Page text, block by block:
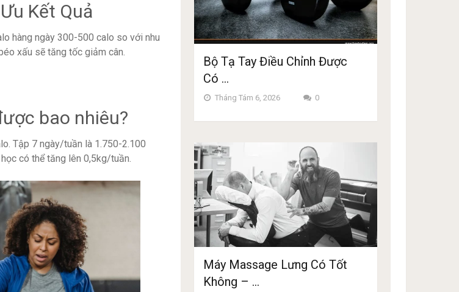
Kết Quả
hàng ngày 300-500 calo so với nhu
xấu sẽ tăng tốc giảm cân.
bao nhiêu?
Tập 7 ngày/tuần là 1.750-2.100
có thể tăng lên 0,5kg/tuần.
Bộ Tạ Tay Điều Chỉnh Được
Có …
Tháng Tám 6, 2026 0
Máy Massage Lưng Có Tốt
Không – …